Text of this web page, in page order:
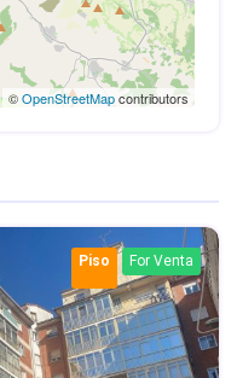
©OpenStreetMapcontributors
Piso For Venta